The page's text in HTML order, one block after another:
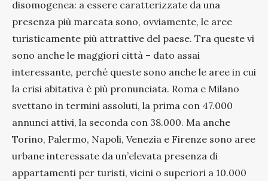
disomogenea: a essere caratterizzate da una
presenza più marcata sono, ovviamente, le aree
turisticamente più attrattive del paese. Tra queste vi
sono anche le maggiori città – dato assai
interessante, perché queste sono anche le aree in cui
la crisi abitativa è più pronunciata. Roma e Milano
svettano in termini assoluti, la prima con 47.000
annunci attivi, la seconda con 38.000. Ma anche
Torino, Palermo, Napoli, Venezia e Firenze sono aree
urbane interessate da un’elevata presenza di
appartamenti per turisti, vicini o superiori a 10.000